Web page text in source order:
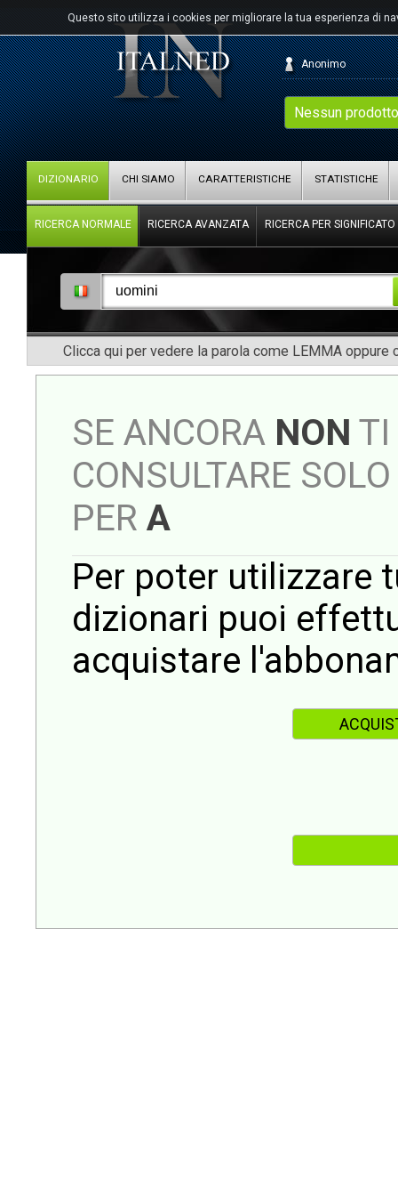
Questo sito utilizza i cookies per migliorare la tua esperienza di
Nessun
Anonimo
DIZIONARIO CHI SIAMO CARATTERISTICHE STATISTICHE
RICERCA NORMALE RICERCA AVANZATA RICERCA PER SIGNIFICATO
Clicca qui per vedere la parola come LEMMA oppure
SE ANCORA NON TI
CONSULTARE
PER A
Per poter utilizzare
dizionari puoi
acquistare